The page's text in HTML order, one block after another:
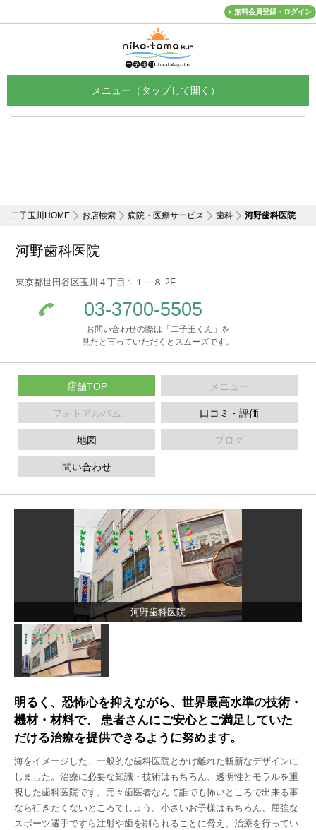
無料会員登録・ログイン
二子玉川HOME お店検索 病院・医療サービス 歯科 河野歯科医院
河野歯科医院
東京都世田谷区玉川４丁目１１－８ 2F
03-3700-5505
お問い合わせの際は「二子玉くん」を
見たと言っていただくとスムーズです。
店舗TOP メニュー
フォトアルバム 口コミ・評価
地図 ブログ
問い合わせ
河野歯科医院
明るく、恐怖心を抑えながら、世界最高水準の技術・
機材・材料で、 患者さんにご安心とご満足していた
だける治療を提供できるように努めます。
海をイメージした、一般的な歯科医院とかけ離れた斬新なデザインに
しました。治療に必要な知識・技術はもちろん、透明性とモラルを重
視した歯科医院です。元々歯医者なんて誰でも怖いところで出来る事
なら行きたくないところでしょう。小さいお子様はもちろん、屈強な
スポーツ選手ですら注射や歯を削られることに脅え、治療を行ってい
メニュー